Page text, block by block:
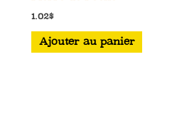
1.02$
Ajouter au panier